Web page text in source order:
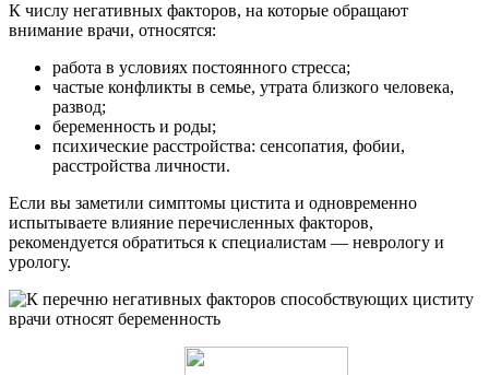
К числу негативных факторов, на которые обращают
внимание врачи, относятся:
работа в условиях постоянного стресса;
частые конфликты в семье, утрата близкого человека,
развод;
беременность и роды;
психические расстройства: сенсопатия, фобии,
расстройства личности.
Если вы заметили симптомы цистита и одновременно
испытываете влияние перечисленных факторов,
рекомендуется обратиться к специалистам — неврологу и
урологу.